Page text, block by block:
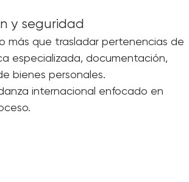
que trabajan bajo procesos
en cada etapa de la
y seguridad
más que trasladar pertenencias de
especializada, documentación,
bienes personales.
internacional enfocado en